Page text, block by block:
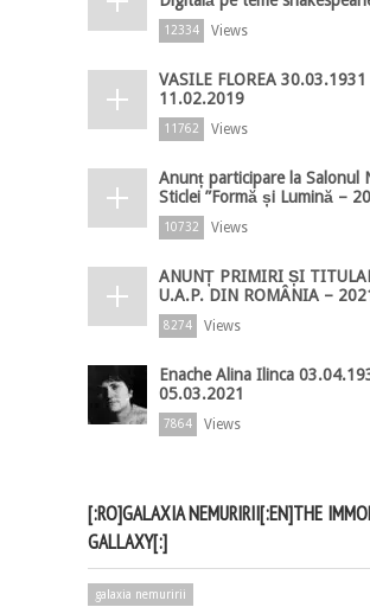
12334 Views
VASILE FLOREA
11.02.2019
11762 Views
Anunț participare la Salonul
Sticlei ”Formă și Lumină –
10732 Views
ANUNȚ PRIMIRI ȘI
U.A.P. DIN ROMÂNIA –
8274 Views
Enache Alina Ilinca
05.03.2021
7864 Views
[:RO]GALAXIA NEMURIRII[:EN]THE
GALLAXY[:]
galaxia nemuririi